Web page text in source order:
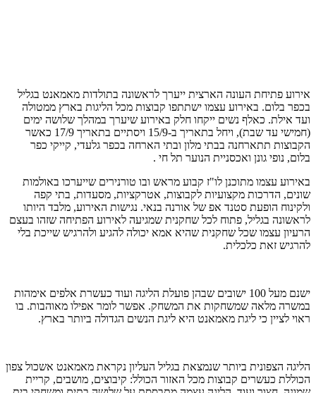
אירוע פתיחת העונה הארצית ייערך לראשונה בתולדות מאמאנט בגליל
בכפר בלום. באירוע עצמו ישתתפו קבוצות מכל הליגות בארץ ממטולה
ועד אילת. כאלף נשים ייקחו חלק באירוע שיערך במהלך שלושה ימים
(חמישי עד שבת), ויחל בתאריך ב-15/9 ויסתיים בתאריך 17/9 כאשר
הקבוצות תתארחנה בבתי מלון ובתי הארחה בכפר גלעדי, קייקי כפר
בלום, נופי גונן ואכסניית הנוער תל חי .
באירוע עצמו מתוכנן לו"ז קבוע מראש ובו טורנירים שייערכו באולמות
שונים, הדרכות מקצועיות לקבוצות, אטרקציות, מסעדות, בתי קפה
ולקינוח הופעת סטנד אפ של אורנה בנאי. נגישות האירוע, מלבד היותו
לראשונה בגליל, פתוח לכל שחקנית שמגיעה לאירוע הפתיחה שזהו בעצם
הרעיון עצמו שכל שחקנית שהיא אמא יכולה להגיע ולהרגיש שייכת בלי
להרגיש זאת כלכלית.
ישנם מעל 100 ישובים שבהן פועלת הליגה ועוד כעשרת אלפים אימהות
במשרה מלאה שמשחקות את המשחק. אפשר לומר אפילו מאוהבות. בו
ראוי לציין כי ליגת מאמאנט היא ליגת הנשים הגדולה ביותר בארץ.
הליגה הצפונית ביותר שנמצאת בגליל העליון נקראת מאמאנט אשכול צפון
הכוללת כעשרים קבוצות מכל האזור הכולל: קיבוצים, מושבים, קריית